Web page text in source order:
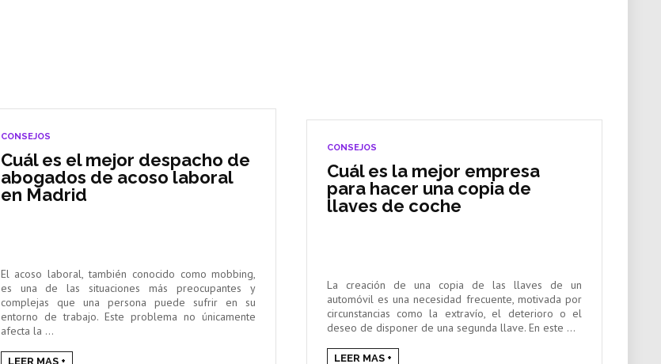
CONSEJOS
Cuál es el mejor despacho de
abogados de acoso laboral
en Madrid
El acoso laboral, también conocido como mobbing,
es una de las situaciones más preocupantes y
complejas que una persona puede sufrir en su
entorno de trabajo. Este problema no únicamente
afecta la ...
LEER MAS +
CONSEJOS
Cuál es la mejor empresa
para hacer una copia de
llaves de coche
La creación de una copia de las llaves de un
automóvil es una necesidad frecuente, motivada por
circunstancias como la extravío, el deterioro o el
deseo de disponer de una segunda llave. En este ...
LEER MAS +